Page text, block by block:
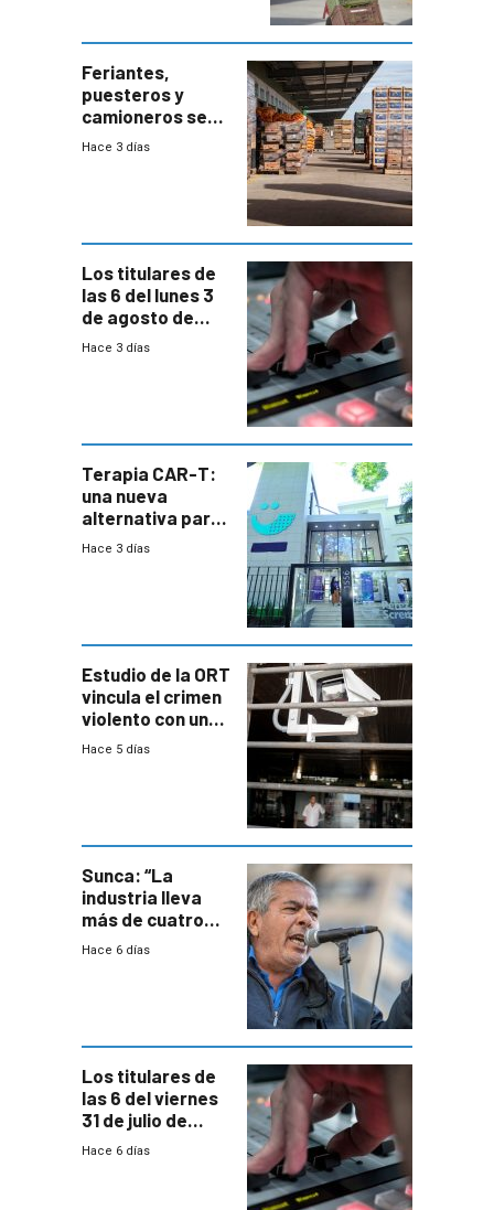
Feriantes,
puesteros y
camioneros se
movilizaron en
Hace 3 días
Los titulares de
las 6 del lunes 3
de agosto de
2026
Hace 3 días
Terapia CAR-T:
una nueva
alternativa para
niños y
Hace 3 días
Estudio de la ORT
vincula el crimen
violento con una
menor creación
Hace 5 días
Sunca: “La
industria lleva
más de cuatro
meses sin
Hace 6 días
Los titulares de
las 6 del viernes
31 de julio de
2026
Hace 6 días